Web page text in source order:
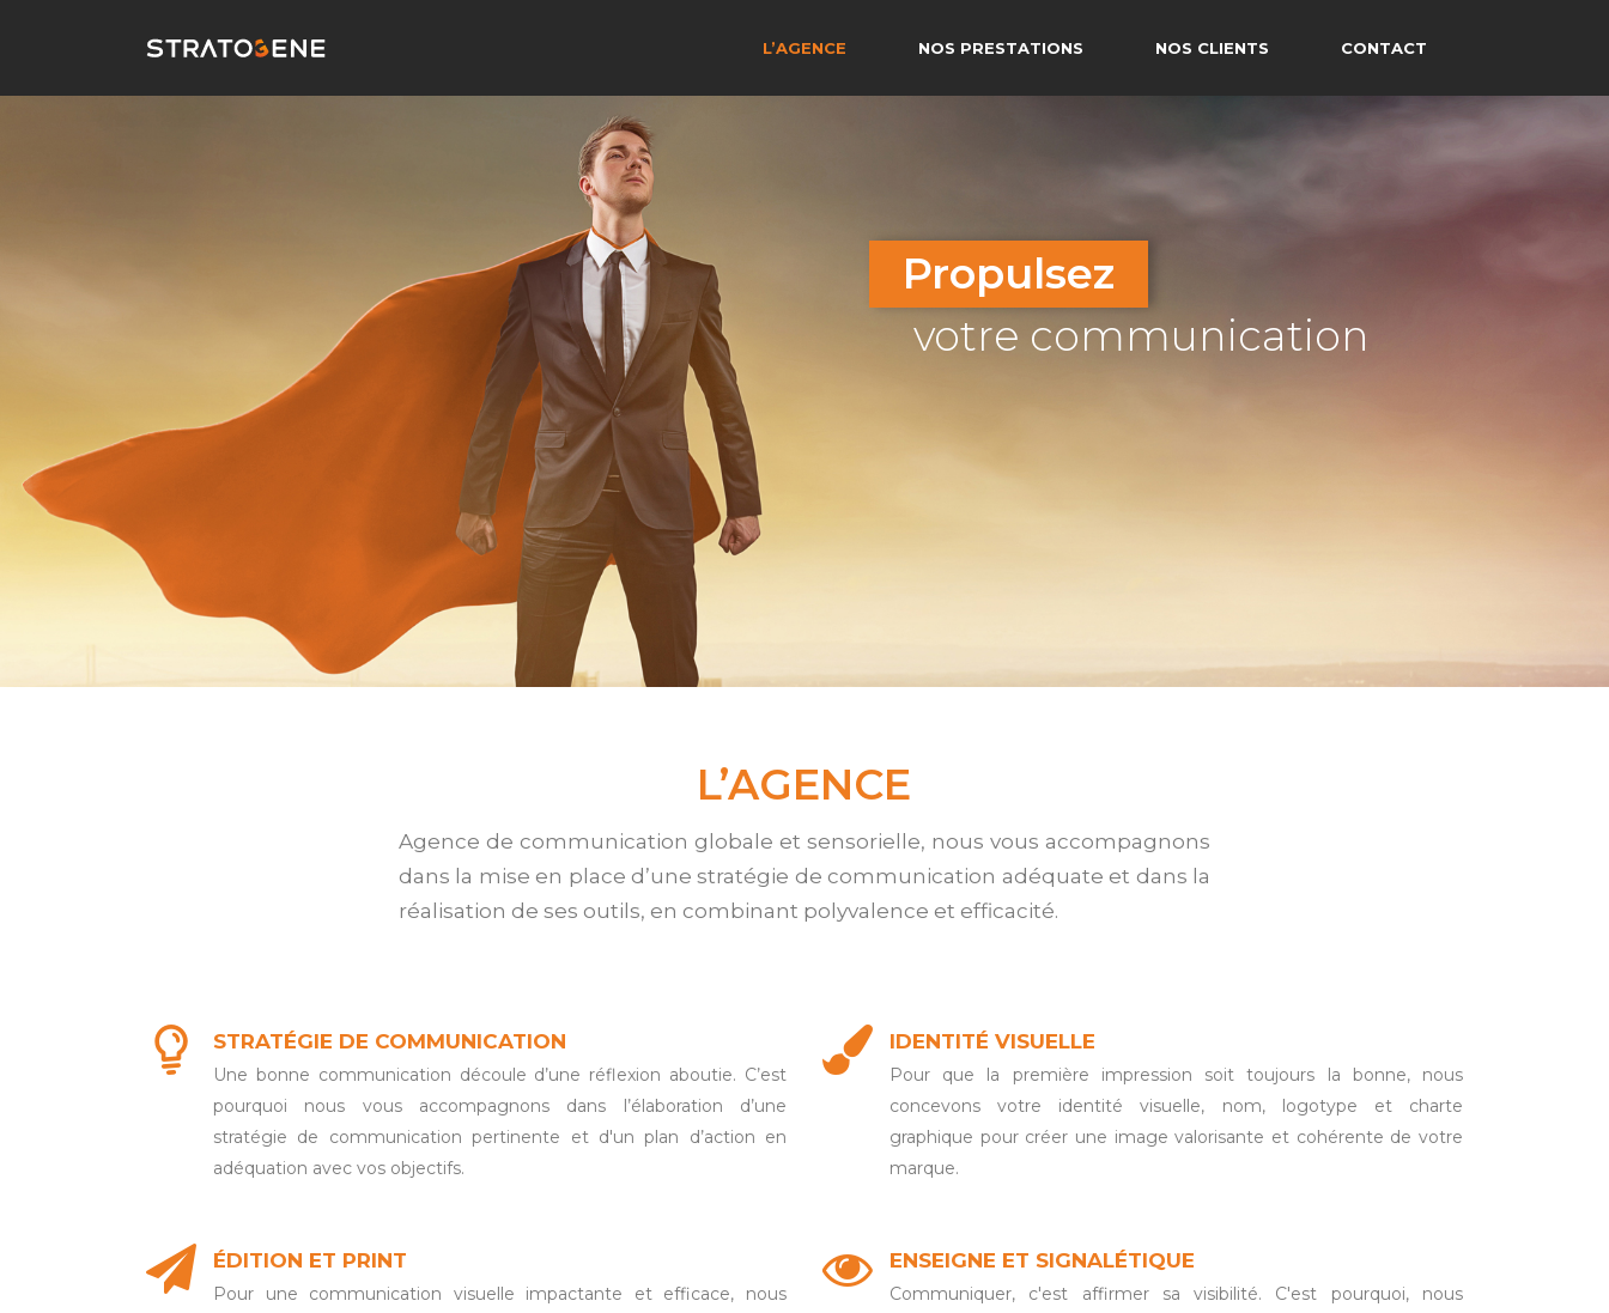
L’AGENCE NOS PRESTATIONS NOS CLIENTS CONTACT
votre communication
Propulsez
L’AGENCE
Agence de communication globale et sensorielle, nous vous accompagnons
dans la mise en place d’une stratégie de communication adéquate et dans la
réalisation de ses outils, en combinant polyvalence et efficacité.
STRATÉGIE DE COMMUNICATION
Une bonne communication découle d’une réflexion aboutie. C’est
pourquoi nous vous accompagnons dans l’élaboration d’une
stratégie de communication pertinente et d'un plan d’action en
adéquation avec vos objectifs.
IDENTITÉ VISUELLE
Pour que la première impression soit toujours la bonne, nous
concevons votre identité visuelle, nom, logotype et charte
graphique pour créer une image valorisante et cohérente de votre
marque.
ÉDITION ET PRINT
Pour une communication visuelle impactante et efficace, nous
ENSEIGNE ET SIGNALÉTIQUE
Communiquer, c'est affirmer sa visibilité. C'est pourquoi, nous